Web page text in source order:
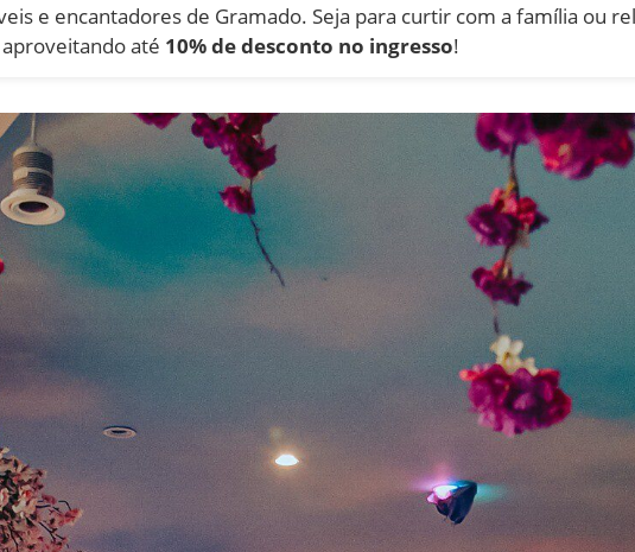
e encantadores de Gramado. Seja para curtir com a família ou
até 10% de desconto no ingresso!